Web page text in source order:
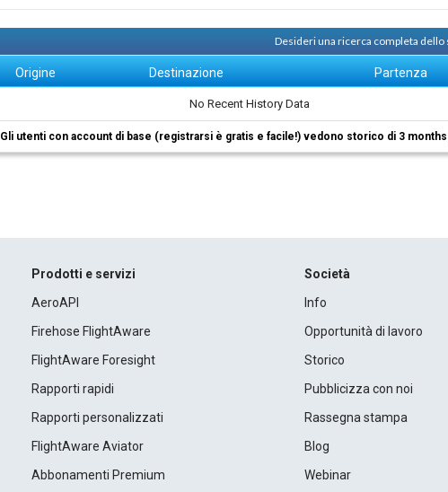
Desideri una ricerca completa
Origine Destinazione Partenza
No Recent History Data
Gli utenti con account di base (registrarsi è gratis e facile!) vedono storico di 3 months
Prodotti e servizi
AeroAPI
Firehose FlightAware
FlightAware Foresight
Rapporti rapidi
Rapporti personalizzati
FlightAware Aviator
Abbonamenti Premium
Società
Info
Opportunità di lavoro
Storico
Pubblicizza con noi
Rassegna stampa
Blog
Webinar